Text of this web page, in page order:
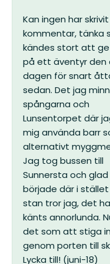
Kan ingen har
kommentar, tänka
kändes stort att
på ett äventyr den
dagen för snart
sedan. Det jag
spångarna och
Lunsentorpet där
mig använda barr
alternativt
Jag tog bussen till
Sunnersta och
började där i
stan tror jag, det
känts annorlunda.
det som att stiga in
genom porten till
Lycka till! (juni-18)